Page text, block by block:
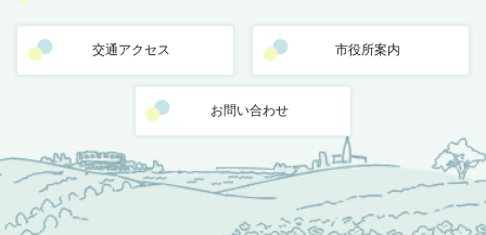
交通アクセス 市役所案内
お問い合わせ